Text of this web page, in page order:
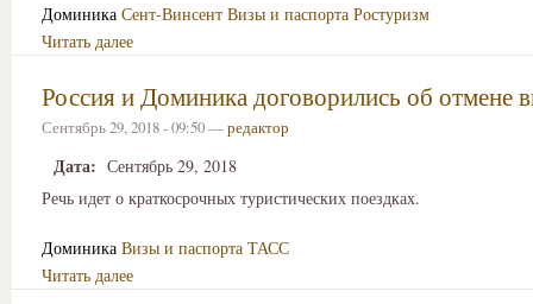
Доминика Сент-Винсент Визы и паспорта Ростуризм
Читать далее
Россия и Доминика договорились об отмене
Сентябрь 29, 2018 - 09:50 —редактор
Дата: Сентябрь 29, 2018
Речь идет о краткосрочных туристических поездках.
Доминика Визы и паспорта ТАСС
Читать далее